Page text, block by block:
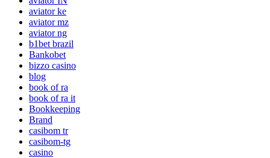
aviator ke
aviator mz
aviator ng
b1bet brazil
Bankobet
bizzo casino
blog
book of ra
book of ra it
Bookkeeping
Brand
casibom tr
casibom-tg
casino